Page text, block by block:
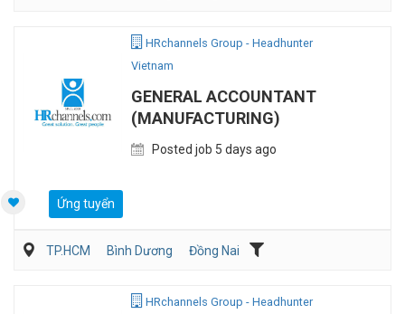
HRchannels Group - Headhunter
Vietnam
GENERAL ACCOUNTANT
(MANUFACTURING)
Posted job 5 days ago
Ứng tuyển
TP.HCM Bình Dương
Đồng Nai
HRchannels Group - Headhunter